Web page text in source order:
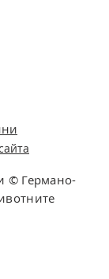
© Германо-